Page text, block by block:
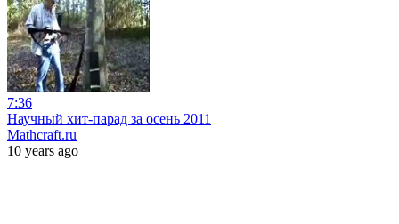
7:36
Научный хит-парад за осень 2011
Mathcraft.ru
10 years ago